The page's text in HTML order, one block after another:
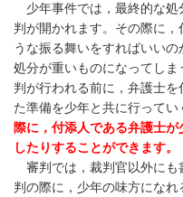
少年事件では，最終的な処
判が開かれます。その際に
うな振る舞いをすればいい
処分が重いものになってし
判が行われる前に，弁護士
た準備を少年と共に行ってい
際に，付添人である弁護士
したりすることができます。
審判では，裁判官以外にも
判の際に，少年の味方にな